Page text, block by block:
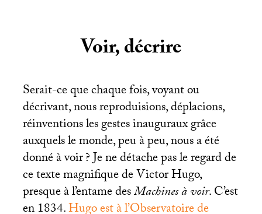
Voir, décrire
Serait-ce que chaque fois, voyant ou
décrivant, nous reproduisions, déplacions,
réinventions les gestes inauguraux grâce
auxquels le monde, peu à peu, nous a été
donné à voir? Je ne détache pas le regard de
ce texte magnifique de Victor Hugo,
presque à l’entame desMachines à voir. C’est
en 1834.Hugo est à l’Observatoire de